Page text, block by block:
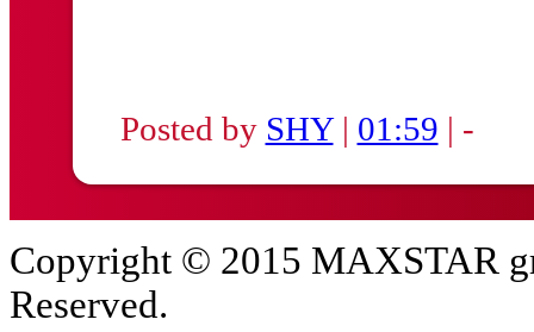
Posted by SHY| 01:59 | -
Copyright © 2015 MAXSTAR
Reserved.